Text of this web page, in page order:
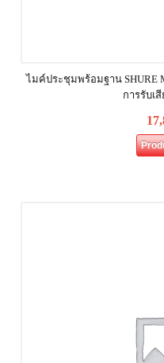
ไมค์ประชุมพร้อมฐาน SHURE
การรับเ